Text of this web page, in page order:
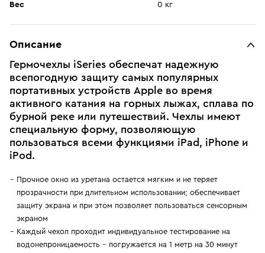
Вес 0 кг
Описание
Гермочехлы iSeries обеспечат надежную
всепогодную защиту самых популярных
портативных устройств Apple во время
активного катания на горных лыжах, сплава по
бурной реке или путешествий. Чехлы имеют
специальную форму, позволяющую
пользоваться всеми функциями iPad, iPhone и
iPod.
Прочное окно из уретана остается мягким и не теряет
прозрачности при длительном использовании; обеспечивает
защиту экрана и при этом позволяет пользоваться сенсорным
экраном
Каждый чехол проходит индивидуальное тестирование на
водонепроницаемость – погружается на 1 метр на 30 минут